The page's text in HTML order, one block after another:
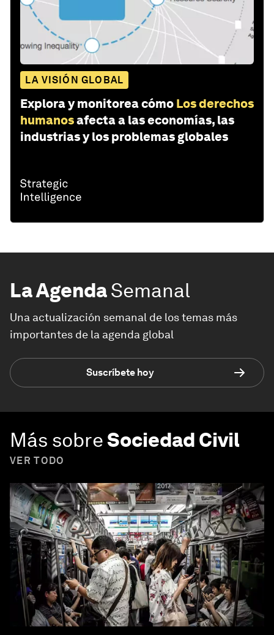
LA VISIÓN GLOBAL
Explora y monitorea cómo Los derechos
humanosafecta a las economías, las
industrias y los problemas globales
La AgendaSemanal
Una actualización semanal de los temas más
importantes de la agenda global
Suscríbete hoy
Más sobreSociedad Civil
VER TODO